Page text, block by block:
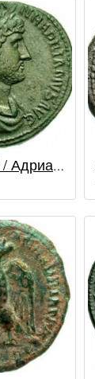
Сестерций / Адриан (117 - 138 гг.)